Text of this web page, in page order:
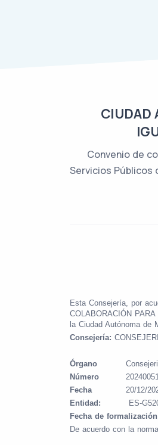
CIUDAD
Convenio de
Servicios Públicos
Esta Consejería, por
COLABORACIÓN
la Ciudad Autónoma de
Consejería:
Órgano
Número
Fecha
Entidad:
20/12/
ES-
Fecha de
De acuerdo con la